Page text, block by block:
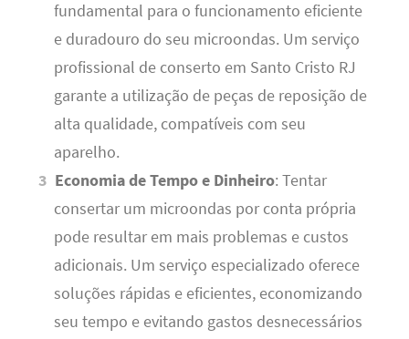
fundamental para o funcionamento eficiente
e duradouro do seu microondas. Um serviço
profissional de conserto em Santo Cristo RJ
garante a utilização de peças de reposição de
alta qualidade, compatíveis com seu
aparelho.
Economia de Tempo e Dinheiro: Tentar
consertar um microondas por conta própria
pode resultar em mais problemas e custos
adicionais. Um serviço especializado oferece
soluções rápidas e eficientes, economizando
seu tempo e evitando gastos desnecessários